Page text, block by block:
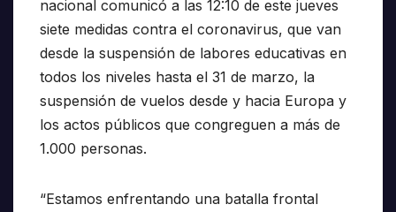
nacional comunicó a las 12:10 de este jueves
siete medidas contra el coronavirus, que van
desde la suspensión de labores educativas en
todos los niveles hasta el 31 de marzo, la
suspensión de vuelos desde y hacia Europa y
los actos públicos que congreguen a más de
1.000 personas.
“Estamos enfrentando una batalla frontal